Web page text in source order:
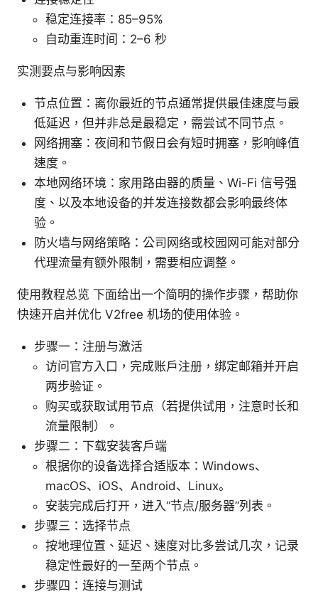
稳定连接率：85–95%
自动重连时间：2–6 秒
实测要点与影响因素
节点位置：离你最近的节点通常提供最佳速度与最
低延迟，但并非总是最稳定，需尝试不同节点。
网络拥塞：夜间和节假日会有短时拥塞，影响峰值
速度。
本地网络环境：家用路由器的质量、Wi-Fi 信号强
度、以及本地设备的并发连接数都会影响最终体
验。
防火墙与网络策略：公司网络或校园网可能对部分
代理流量有额外限制，需要相应调整。
使用教程总览 下面给出一个简明的操作步骤，帮助你
快速开启并优化 V2free 机场的使用体验。
步骤一：注册与激活
访问官方入口，完成账户注册，绑定邮箱并开启
两步验证。
购买或获取试用节点（若提供试用，注意时长和
流量限制）。
步骤二：下载安装客户端
根据你的设备选择合适版本：Windows、
macOS、iOS、Android、Linux。
安装完成后打开，进入“节点/服务器”列表。
步骤三：选择节点
按地理位置、延迟、速度对比多尝试几次，记录
稳定性最好的一至两个节点。
步骤四：连接与测试